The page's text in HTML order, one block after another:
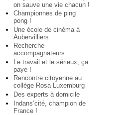
on sauve une vie chacun !
Championnes de ping
pong !
Une école de cinéma à
Aubervilliers
Recherche
accompagnateurs
Le travail et le sérieux, ça
paye !
Rencontre citoyenne au
collège Rosa Luxemburg
Des experts à domicile
Indans’cité, champion de
France !